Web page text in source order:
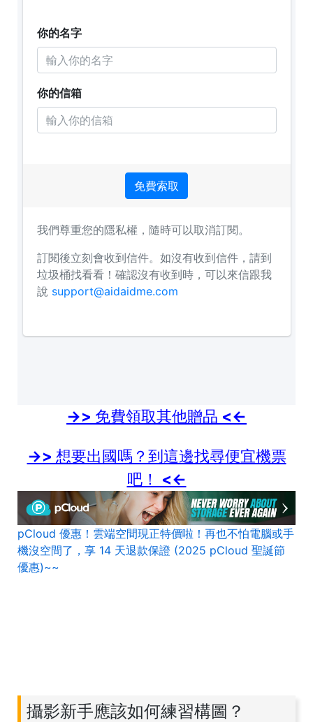
->> 免費領取其他贈品 <<-
->> 想要出國嗎？到這邊找尋便宜機票
吧！ <<-
pCloud 優惠！雲端空間現正特價啦！再也不怕電腦或手
機沒空間了，享 14 天退款保證 (2025 pCloud 聖誕節
優惠)~~
攝影新手應該如何練習構圖？